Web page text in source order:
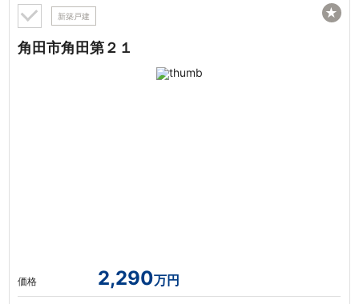
新築戸建
角田市角田第２１
価格 2,290万円
★